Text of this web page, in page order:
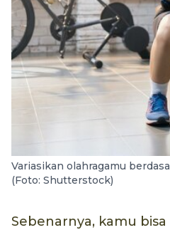
Variasikan olahragamu
(Foto: Shutterstock)
Sebenarnya, kamu